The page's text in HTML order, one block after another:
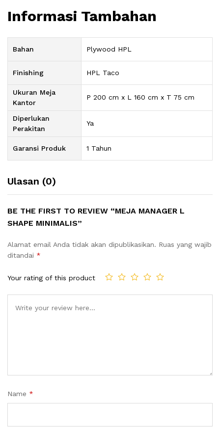
Informasi Tambahan
Bahan Plywood HPL
Finishing HPL Taco
Ukuran Meja
Kantor
P 200 cm x L 160 cm x T 75 cm
Diperlukan
Perakitan
Ya
Garansi Produk 1 Tahun
Ulasan (0)
BE THE FIRST TO REVIEW “MEJA MANAGER L
SHAPE MINIMALIS”
Alamat email Anda tidak akan dipublikasikan. Ruas yang wajib
ditandai *
Your rating of this product
Name *